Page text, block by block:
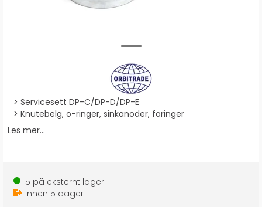
Servicesett DP-C/DP-D/DP-E
Knutebelg, o-ringer, sinkanoder, foringer
Les mer...
5 på eksternt lager
Innen 5 dager